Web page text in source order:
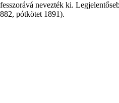
nevezték ki.
pótkötet 1891).